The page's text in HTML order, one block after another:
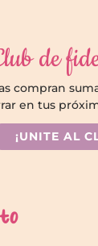
de
compran
en tus
¡UNITE AL